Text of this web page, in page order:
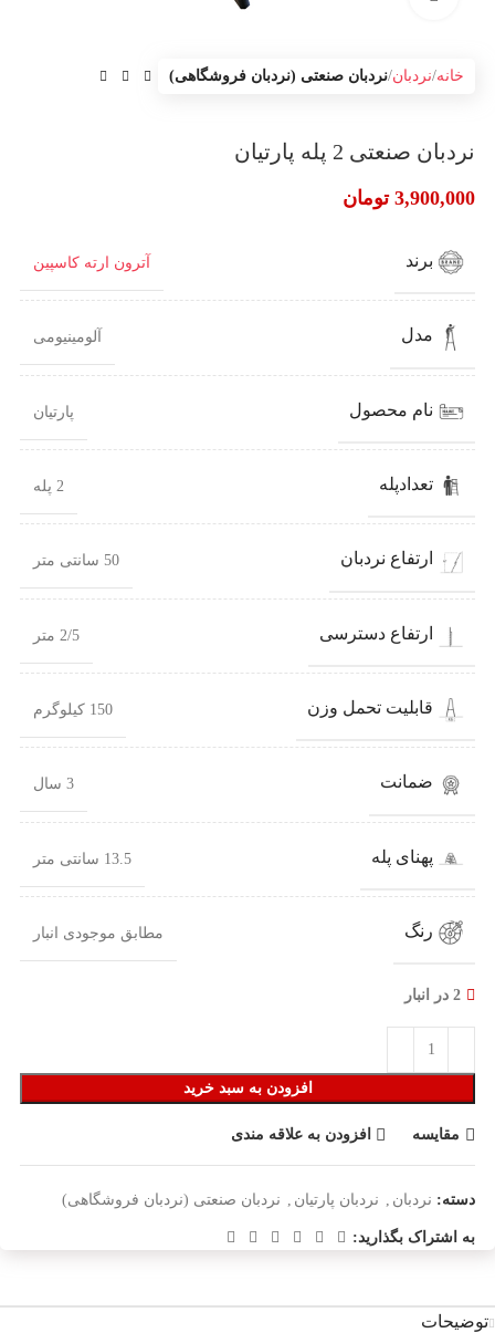
خانه نردبان نردبان صنعتی (نردبان فروشگاهی)
نردبان صنعتی 2 پله پارتیان
3,900,000 تومان
برند آترون ارته کاسپین
مدل آلومینیومی
نام محصول پارتیان
تعدادپله 2 پله
ارتفاع نردبان 50 سانتی متر
ارتفاع دسترسی 2/5 متر
قابلیت تحمل وزن 150 کیلوگرم
ضمانت 3 سال
پهنای پله 13.5 سانتی متر
رنگ مطابق موجودی انبار
2 در انبار
افزودن به سبد خرید
مقایسه افزودن به علاقه مندی
دسته: نردبان , نردبان پارتیان , نردبان صنعتی (نردبان فروشگاهی)
به اشتراک بگذارید:
توضیحات